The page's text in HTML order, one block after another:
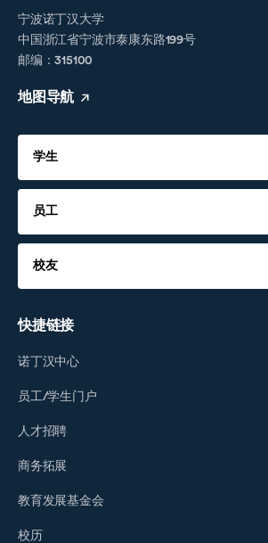
宁波诺丁汉大学
中国浙江省宁波市泰康东路199号
邮编：315100
地图导航
学生
员工
校友
快捷链接
诺丁汉中心
员工/学生门户
人才招聘
商务拓展
教育发展基金会
校历